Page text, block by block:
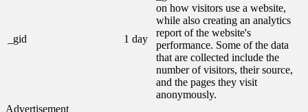
_gid 1 day
on how visitors use a website,
while also creating an analytics
report of the website's
performance. Some of the data
that are collected include the
number of visitors, their source,
and the pages they visit
anonymously.
Advertisement